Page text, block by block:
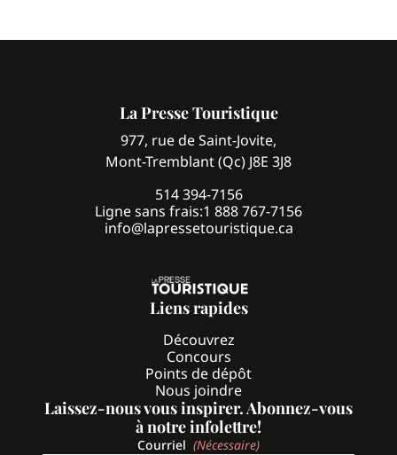
La Presse Touristique
977, rue de Saint-Jovite,
Mont-Tremblant (Qc) J8E 3J8
514 394-7156
Ligne sans frais:1 888 767-7156
info@lapressetouristique.ca
Liens rapides
Découvrez
Concours
Points de dépôt
Nous joindre
Laissez-nous vous inspirer. Abonnez-vous
à notre infolettre!
Courriel (Nécessaire)